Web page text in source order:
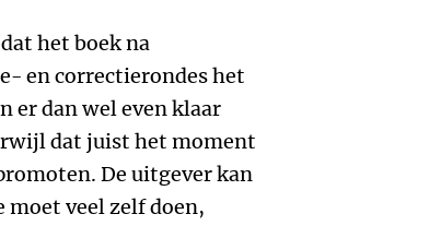
het boek na
en correctierondes het
er dan wel even klaar
dat juist het moment
De uitgever kan
moet veel zelf doen,